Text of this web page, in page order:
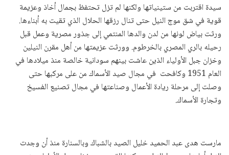
سيدة اقتربت من ستينياتها ولكنها لم تزل تحتفظ بجمال أخاذ وعزيمة
قوية في شق موج النيل حتى تنال رزقها الحلال الذي تقيت به أبناءها.
ورثت بياض لونها من لدن والدها المنتمي إلى جذور مصرية وعمل قبل
رحيله بالري المصري بالخرطوم. وورثت عزيمتها من أهل مقرن النيلين
وخزان جبل الأولياء الذين عاشت بينهم سودانية خالصة منذ ميلادها في
العام 1951 وكافحت في مجال صيد الأسماك من على مركبها حتى
وصلت إلى مرحلة ريادة الأعمال وصناعتها في مجال تصنيع الفسيخ
وتجارة الأسماك.
مارست هدى عبد الحميد خليل الصيد بالشباك وبالسنارة منذ أن وجدت